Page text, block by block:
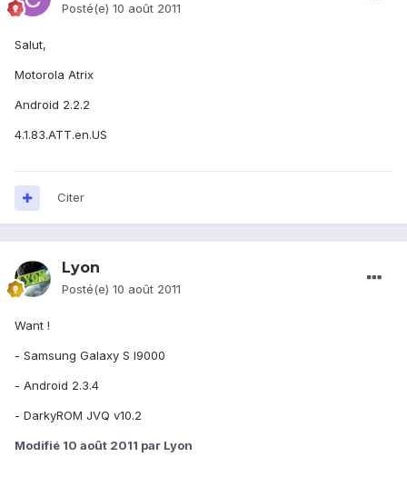
Posté(e) 10 août 2011
Salut,
Motorola Atrix
Android 2.2.2
4.1.83.ATT.en.US
Citer
Lyon
Posté(e) 10 août 2011
Want !
- Samsung Galaxy S I9000
- Android 2.3.4
- DarkyROM JVQ v10.2
Modifié 10 août 2011 par Lyon